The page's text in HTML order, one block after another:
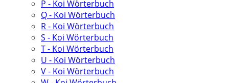
P - Koi Wörterbuch
Q - Koi Wörterbuch
R - Koi Wörterbuch
S - Koi Wörterbuch
T - Koi Wörterbuch
U - Koi Wörterbuch
V - Koi Wörterbuch